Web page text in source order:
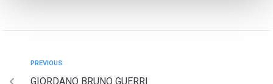
PREVIOUS
GIORDANO BRUNO GUERRI